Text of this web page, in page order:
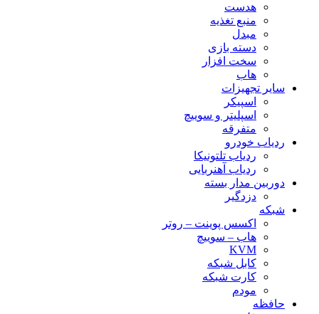
هدست
منبع تغذیه
مبدل
دسته بازی
سخت افزار
هاب
سایر تجهیزات
اسپیکر
اسپلیتر و سوییچ
متفرقه
ردیاب خودرو
ردیاب تلتونیکا
ردیاب آهنربایی
دوربین مدار بسته
دزدگیر
شبکه
اکسس پوینت – روتر
هاب – سوییچ
KVM
کابل شبکه
کارت شبکه
مودم
حافظه